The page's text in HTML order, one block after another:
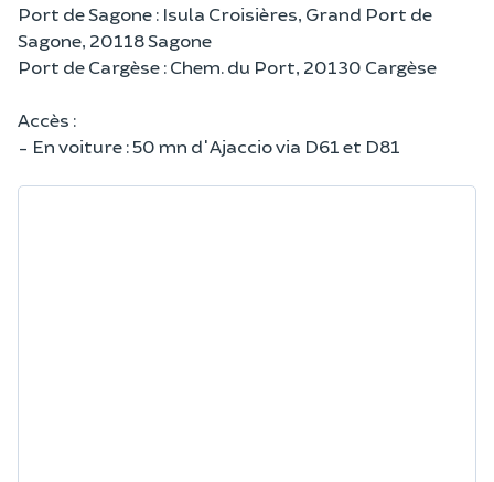
Port de Sagone : Isula Croisières, Grand Port de
Sagone, 20118 Sagone
Port de Cargèse : Chem. du Port, 20130 Cargèse
Accès :
- En voiture : 50 mn d'Ajaccio via D61 et D81